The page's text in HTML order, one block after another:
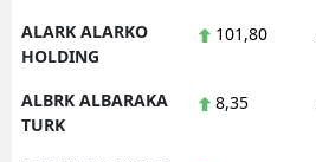
ALARK ALARKO
HOLDING
101,80
ALBRK ALBARAKA
TURK
8,35